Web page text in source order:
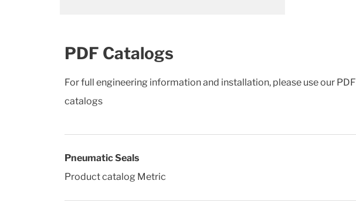
PDF Catalogs
For full engineering information and installation, please use our PDF
catalogs
Pneumatic Seals
Product catalog Metric